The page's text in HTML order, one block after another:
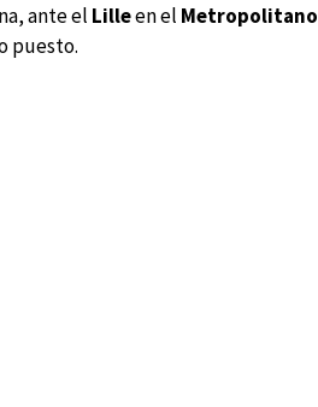
ante el Lilleen el Metropolitano
puesto.